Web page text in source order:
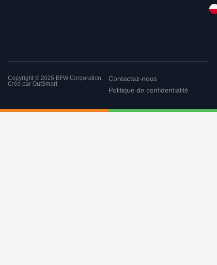
Copyright © 2025 BFW Corporation.
Créé par OutSmart
Contactez-nous
Politique de confidentialité